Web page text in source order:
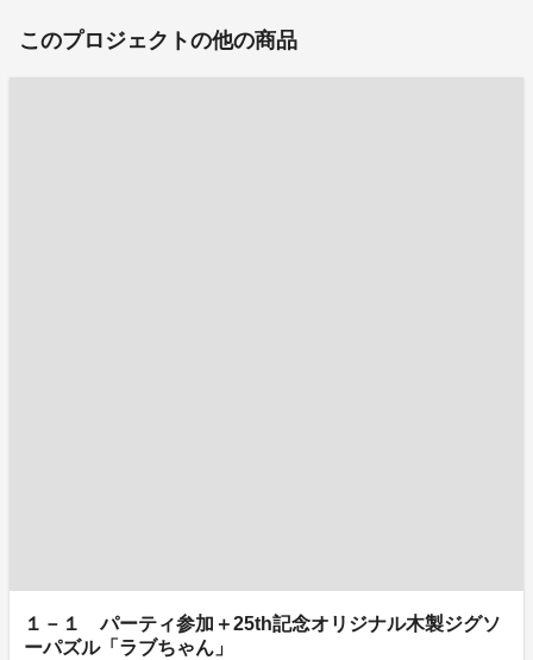
このプロジェクトの他の商品
１－１ パーティ参加＋25th記念オリジナル木製ジグソ
ーパズル「ラブちゃん」